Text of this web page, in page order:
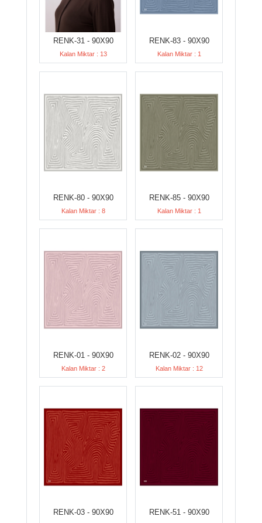
RENK-31 - 90X90
Kalan Miktar : 13
RENK-83 - 90X90
Kalan Miktar : 1
RENK-80 - 90X90
Kalan Miktar : 8
RENK-85 - 90X90
Kalan Miktar : 1
RENK-01 - 90X90
Kalan Miktar : 2
RENK-02 - 90X90
Kalan Miktar : 12
RENK-03 - 90X90 RENK-51 - 90X90